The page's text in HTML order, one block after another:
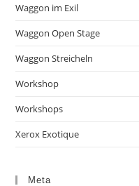
Waggon im Exil
Waggon Open Stage
Waggon Streicheln
Workshop
Workshops
Xerox Exotique
Meta